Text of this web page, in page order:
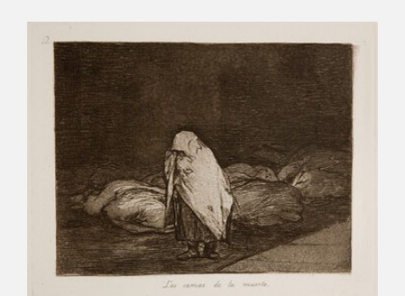
CATÁLOGO
PREMIO ARAGÓN GOYA
EDICIONES
PUBLICACIONES